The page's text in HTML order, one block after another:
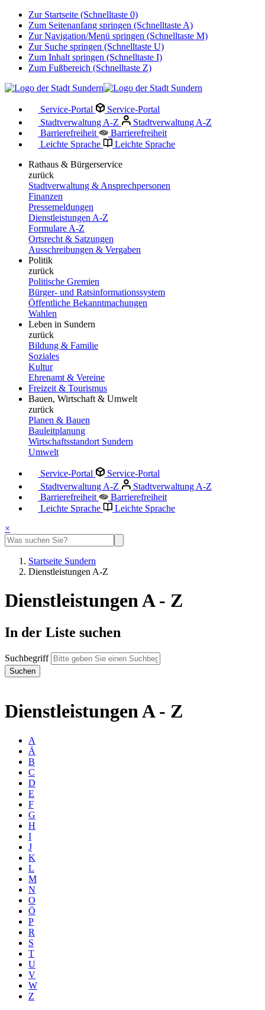
Zur Startseite (Schnelltaste 0)
Zum Seitenanfang springen (Schnelltaste A)
Zur Navigation/Menü springen (Schnelltaste M)
Zur Suche springen (Schnelltaste U)
Zum Inhalt springen (Schnelltaste I)
Zum Fußbereich (Schnelltaste Z)
Service-Portal
Service-Portal
Stadtverwaltung A-Z
Stadtverwaltung A-Z
Barrierefreiheit
Barrierefreiheit
Leichte Sprache
Leichte Sprache
Rathaus & Bürgerservice
zurück
Stadtverwaltung & Ansprechpersonen
Finanzen
Pressemeldungen
Dienstleistungen A-Z
Formulare A-Z
Ortsrecht & Satzungen
Ausschreibungen & Vergaben
Politik
zurück
Politische Gremien
Bürger- und Ratsinformationssystem
Öffentliche Bekanntmachungen
Wahlen
Leben in Sundern
zurück
Bildung & Familie
Soziales
Kultur
Ehrenamt & Vereine
Freizeit & Tourismus
Bauen, Wirtschaft & Umwelt
zurück
Planen & Bauen
Bauleitplanung
Wirtschaftsstandort Sundern
Umwelt
Service-Portal
Service-Portal
Stadtverwaltung A-Z
Stadtverwaltung A-Z
Barrierefreiheit
Barrierefreiheit
Leichte Sprache
Leichte Sprache
×
Startseite Sundern
Dienstleistungen A-Z
Dienstleistungen A - Z
In der Liste suchen
Suchbegriff
Dienstleistungen A - Z
A
Ä
B
C
D
E
F
G
H
I
J
K
L
M
N
O
Ö
P
R
S
T
U
V
W
Z